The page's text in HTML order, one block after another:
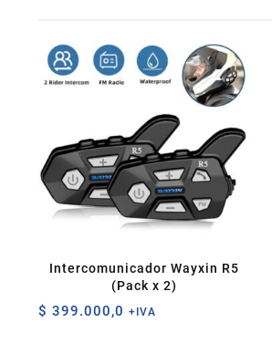
Intercomunicador Wayxin R5
(Pack x 2)
$ 399.000,0 +IVA